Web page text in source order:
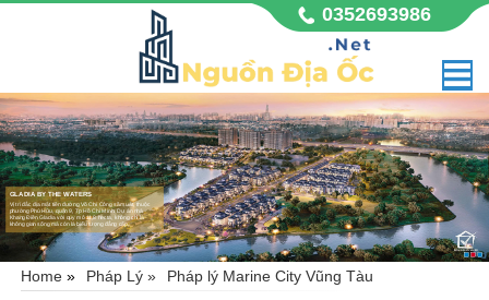
0352693986
GLADIA BY THE WATERS
Vị trí đắc địa mặt tiền đường Võ Chí Công sầm uất, thuộc
phường Phú Hữu, quận 9, Tp Hồ Chí Minh. Dự án nhà
Khang Điền Gladia với quy mô 11,8 hecta, không chỉ là
không gian sống mà còn là biểu tượng đẳng cấp,
Home» Pháp Lý » Pháp lý Marine City Vũng Tàu